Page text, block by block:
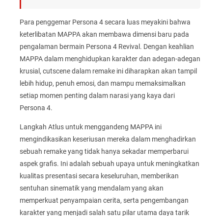
Para penggemar Persona 4 secara luas meyakini bahwa
keterlibatan MAPPA akan membawa dimensi baru pada
pengalaman bermain Persona 4 Revival. Dengan keahlian
MAPPA dalam menghidupkan karakter dan adegan-adegan
krusial, cutscene dalam remake ini diharapkan akan tampil
lebih hidup, penuh emosi, dan mampu memaksimalkan
setiap momen penting dalam narasi yang kaya dari
Persona 4.
Langkah Atlus untuk menggandeng MAPPA ini
mengindikasikan keseriusan mereka dalam menghadirkan
sebuah remake yang tidak hanya sekadar memperbarui
aspek grafis. Ini adalah sebuah upaya untuk meningkatkan
kualitas presentasi secara keseluruhan, memberikan
sentuhan sinematik yang mendalam yang akan
memperkuat penyampaian cerita, serta pengembangan
karakter yang menjadi salah satu pilar utama daya tarik